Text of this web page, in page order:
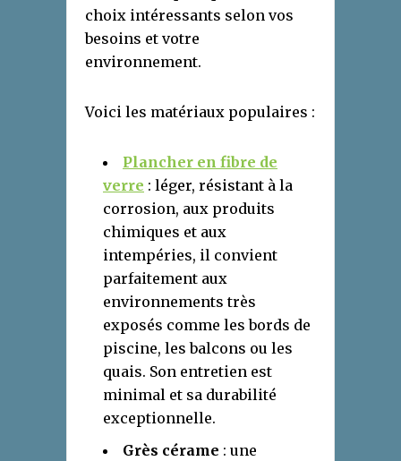
choix intéressants selon vos
besoins et votre
environnement.
Voici les matériaux populaires :
Plancher en fibre de
verre : léger, résistant à la
corrosion, aux produits
chimiques et aux
intempéries, il convient
parfaitement aux
environnements très
exposés comme les bords de
piscine, les balcons ou les
quais. Son entretien est
minimal et sa durabilité
exceptionnelle.
Grès cérame : une